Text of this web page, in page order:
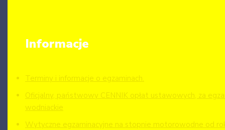
Informacje
Terminy i informacje o egzaminach.
Oficjalny, państwowy CENNIK opłat ustawowych, za
wodniackie
Wytyczne egzaminacyjne na stopnie motorowodne od